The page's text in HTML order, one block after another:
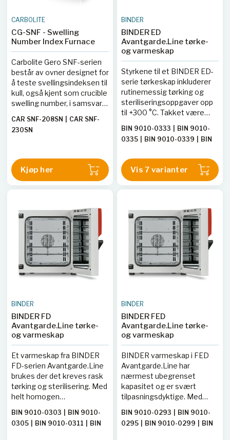
etterbrenneren minimerer
produksjonen av skadelige
avfallsrøyk.
Asfaltbindemiddelanalysatoren
leveres komplett med to
sett med prøvekurver.
EPC3016P1-kontroller og
overtemperaturbeskyttelse
er standardfunksjoner.
HTF1764-400TN
HTF1827-208TX
HTF1827-230TX|CAR
HTF1827-400TN
HTF1864-208TX|CAR
HTF1864-230TX CAR
HTF1864-400TN
CARBOLITE
CG-SNF - Swelling
Number Index Furnace
Carbolite Gero SNF-serien
består av ovner designet for
å teste svellingsindeksen til
kull, også kjent som crucible
swelling number, i samsvar
501:2012 og ASTM
D720/D720M-15. Disse
132 PID-kontroller og er
utstyrt med en
operatørbeskyttelse under
tester som krever at døren
er åpen under oppvarming.
Leveres med en trådholder
for smeltedigler.
CAR SNF-208SN
CAR SNF-
230SN
Kjøp her
BINDER
BINDER ED
Avantgarde.Line tørke-
og varmeskap
Styrkene til et BINDER ED-
serie tørkeskap inkluderer
rutinemessig tørking og
steriliseringsoppgaver opp
til +300 °C. Takket være
termiske prosesser i dette
tørkeskapet svært
rask og jevn tørking.
BIN 9010-0333
BIN 9010-
0335
BIN 9010-0339
BIN
|BIN 9010-0340|BIN 9010-
0334Vis 7 varianter
BINDER
BINDER FD
Avantgarde.Line tørke-
og varmeskap
Et varmeskap fra BINDER
FD-serien Avantgarde.Line
brukes der det kreves rask
tørking og sterilisering. Med
helt homogen
dynamikk og kraftig vifte
sparer dette varmeskapet
BIN 9010-0303
BIN 9010-
0305
BIN 9010-0311
BIN
BINDER
BINDER FED
Avantgarde.Line tørke-
og varmeskap
BINDER varmeskap i FED
Avantgarde.Line har
nærmest ubegrenset
kapasitet og er svært
tilpasningsdyktige. Med
og regulerbar vifte er
temperatur- og
BIN 9010-0293
BIN 9010-
0295
BIN 9010-0299
BIN